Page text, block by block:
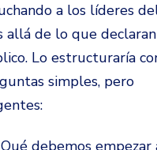
a los líderes
allá de lo que
Lo estructuraría
simples, pero
debemos empezar